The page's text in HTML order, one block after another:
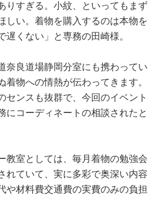
りすぎる。小紋、といってもまず
しい。着物を購入するのは本物を
遅くない」と専務の田崎様。
奈良道場静岡分室にも携わってい
着物への情熱が伝わってきます。
センスも抜群で、今回のイベント
にコーディネートの相談されたと
教室としては、毎月着物の勉強会
れていて、実に多彩で奥深い内容
や材料費交通費の実費のみの負担